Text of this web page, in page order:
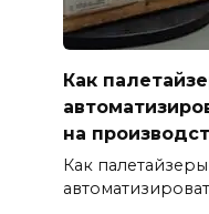
Как
на
Как